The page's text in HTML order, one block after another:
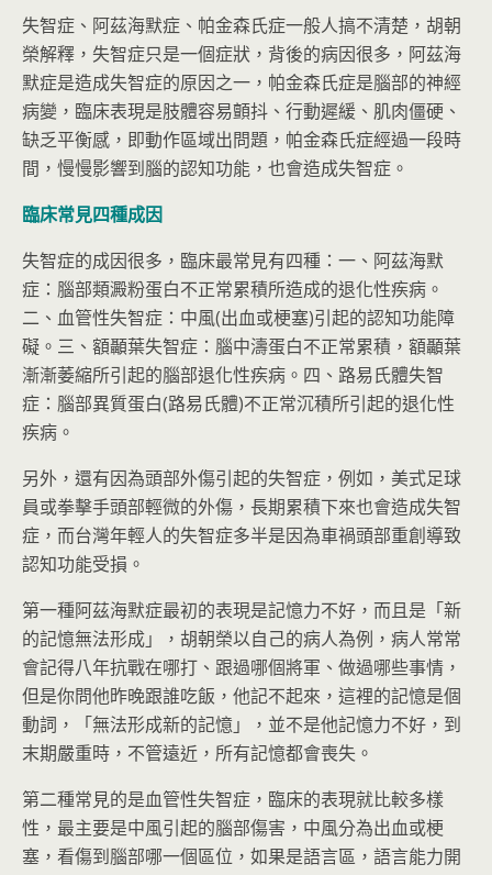
失智症、阿茲海默症、帕金森氏症一般人搞不清楚，胡朝
榮解釋，失智症只是一個症狀，背後的病因很多，阿茲海
默症是造成失智症的原因之一，帕金森氏症是腦部的神經
病變，臨床表現是肢體容易顫抖、行動遲緩、肌肉僵硬、
缺乏平衡感，即動作區域出問題，帕金森氏症經過一段時
間，慢慢影響到腦的認知功能，也會造成失智症。
臨床常見四種成因
失智症的成因很多，臨床最常見有四種：一、阿茲海默
症：腦部類澱粉蛋白不正常累積所造成的退化性疾病。
二、血管性失智症：中風(出血或梗塞)引起的認知功能障
礙。三、額顳葉失智症：腦中濤蛋白不正常累積，額顳葉
漸漸萎縮所引起的腦部退化性疾病。四、路易氏體失智
症：腦部異質蛋白(路易氏體)不正常沉積所引起的退化性
疾病。
另外，還有因為頭部外傷引起的失智症，例如，美式足球
員或拳擊手頭部輕微的外傷，長期累積下來也會造成失智
症，而台灣年輕人的失智症多半是因為車禍頭部重創導致
認知功能受損。
第一種阿茲海默症最初的表現是記憶力不好，而且是「新
的記憶無法形成」，胡朝榮以自己的病人為例，病人常常
會記得八年抗戰在哪打、跟過哪個將軍、做過哪些事情，
但是你問他昨晚跟誰吃飯，他記不起來，這裡的記憶是個
動詞，「無法形成新的記憶」，並不是他記憶力不好，到
末期嚴重時，不管遠近，所有記憶都會喪失。
第二種常見的是血管性失智症，臨床的表現就比較多樣
性，最主要是中風引起的腦部傷害，中風分為出血或梗
塞，看傷到腦部哪一個區位，如果是語言區，語言能力開